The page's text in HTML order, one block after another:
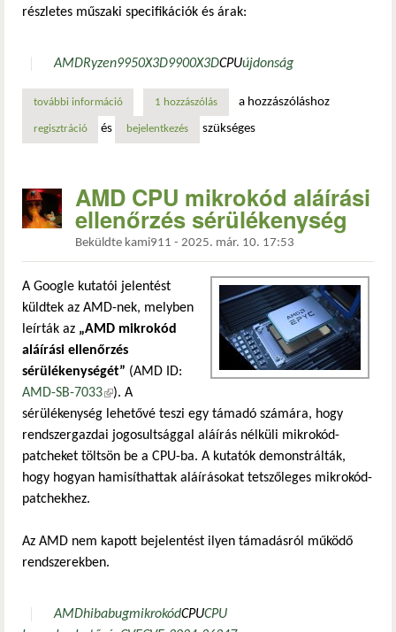
részletes műszaki specifikációk és árak:
AMDRyzen9950X3D9900X3DCPUújdonság
további információaz amd megerősítette a ryzen 9 9950x3d és 9900x3d
1 hozzászólás a hozzászóláshoz
regisztráció és bejelentkezés szükséges
AMD CPU mikrokód aláírási
ellenőrzés sérülékenység
Beküldte kami911 - 2025. már. 10. 17:53
A Google kutatói jelentést
küldtek az AMD-nek, melyben
leírták az „AMD mikrokód
aláírási ellenőrzés
sérülékenységét” (AMD ID:
AMD-SB-7033(külső hivatkozás)
). A
sérülékenység lehetővé teszi egy támadó számára, hogy
rendszergazdai jogosultsággal aláírás nélküli mikrokód-
patcheket töltsön be a CPU-ba. A kutatók demonstrálták,
hogy hogyan hamisíthattak aláírásokat tetszőleges mikrokód-
patchekhez.
Az AMD nem kapott bejelentést ilyen támadásról működő
rendszerekben.
AMDhibabugmikrokódCPUCPU